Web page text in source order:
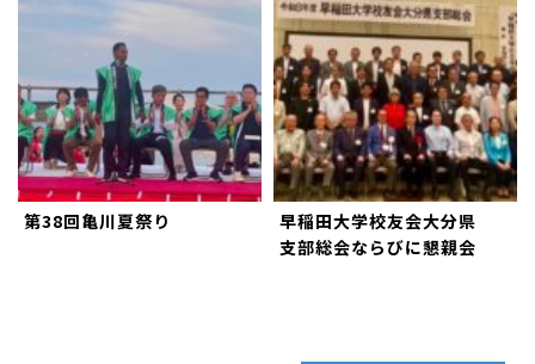
第38回亀川夏祭り
早稲田大学校友会大分県
支部総会ならびに懇親会